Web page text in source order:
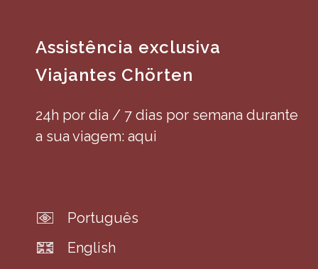
Assistência exclusiva
Viajantes Chörten
24h por dia / 7 dias por semana durante
a sua viagem: aqui
Português
English